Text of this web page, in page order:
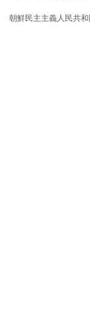
朝鮮民主主義人民共